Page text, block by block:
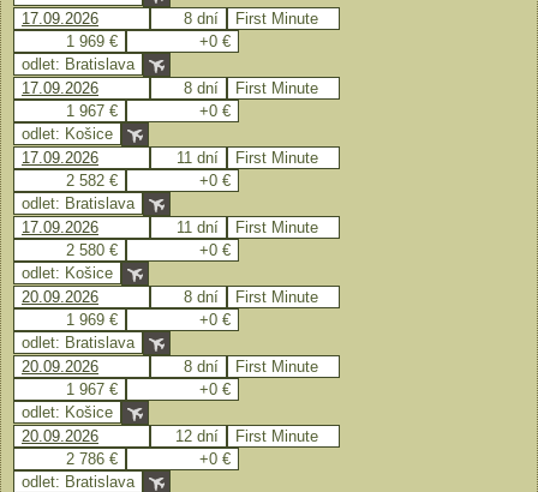
17.09.2026
8 dní
First Minute
1 969 €
+0 €
odlet: Bratislava
17.09.2026
8 dní
First Minute
1 967 €
+0 €
odlet: Košice
17.09.2026
11 dní
First Minute
2 582 €
+0 €
odlet: Bratislava
17.09.2026
11 dní
First Minute
2 580 €
+0 €
odlet: Košice
20.09.2026
8 dní
First Minute
1 969 €
+0 €
odlet: Bratislava
20.09.2026
8 dní
First Minute
1 967 €
+0 €
odlet: Košice
20.09.2026
12 dní
First Minute
2 786 €
+0 €
odlet: Bratislava